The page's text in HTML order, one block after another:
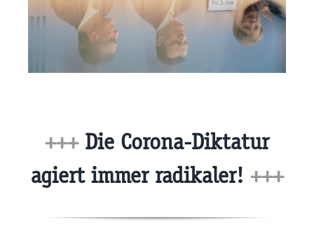
+++Die Corona-Diktatur
agiert immer radikaler! +++